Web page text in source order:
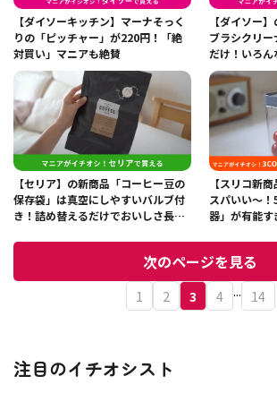
【ダイソーキッチン】マーナそっく
りの「ピッチャー」が220円！「絶
対買い」マニアも絶賛
【ダイソー
ブラシクリ
だけ！いろん
い感じ！
【セリア】の新商品「コーヒー豆の
保存袋」は真空にしやすいバルブ付
き！詰め替えるだけでおいしさ長持
【スリコ新
スパいい～
器」が有能
次のページを見る
1 2 3 4 ... 14
注目のイチオシスト